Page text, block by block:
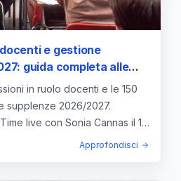
e gestione
guida completa alle
nuove procedure POLIS
in ruolo docenti e le 150
supplenze 2026/2027.
live con Sonia Cannas il 13
Approfondisci